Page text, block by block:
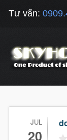
Tư vấn:
JUL
20